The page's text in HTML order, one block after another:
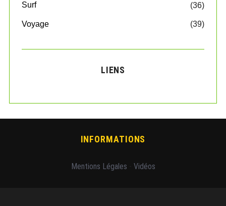
Surf (36)
Voyage (39)
LIENS
INFORMATIONS
Mentions Légales Vidéos